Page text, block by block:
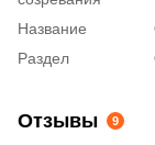
Название
Раздел
Отзывы 9